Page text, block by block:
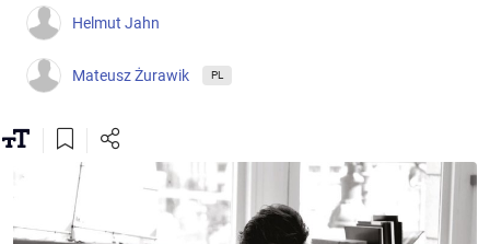
Helmut Jahn
Mateusz Żurawik PL